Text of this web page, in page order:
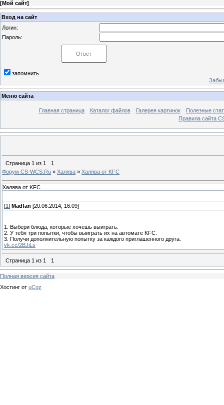
[Мой сайт]
Вход на сайт
Логин:
Пароль:
запомнить
Меню сайта
Главная страница Каталог файлов Галерея картинок
Полезные
Правила сайта
Страница 1 из 1
1
Форум CS-WCS.Ru » Халява » Халява от KFC
Халява от KFC
[1 ] Madfan [20.06.2014, 16:09]
1. Выбери блюда, которые хочешь выиграть.
2. У тебя три попытки, чтобы выиграть их на автомате KFC.
3. Получи дополнительную попытку за каждого приглашенного друга.
vk.cc/2BJiLs
Страница 1 из 1 1
Полная версия сайта
Хостинг от uCoz